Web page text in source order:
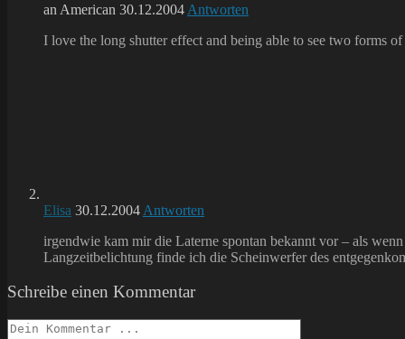
an American 30.12.2004 Antworten
I love the long shutter effect and being able to see two forms
Elisa 30.12.2004 Antworten
irgendwie kam mir die Laterne spontan bekannt vor – als
Langzeitbelichtung finde ich die Scheinwerfer des
Schreibe einen Kommentar
Kommentieren